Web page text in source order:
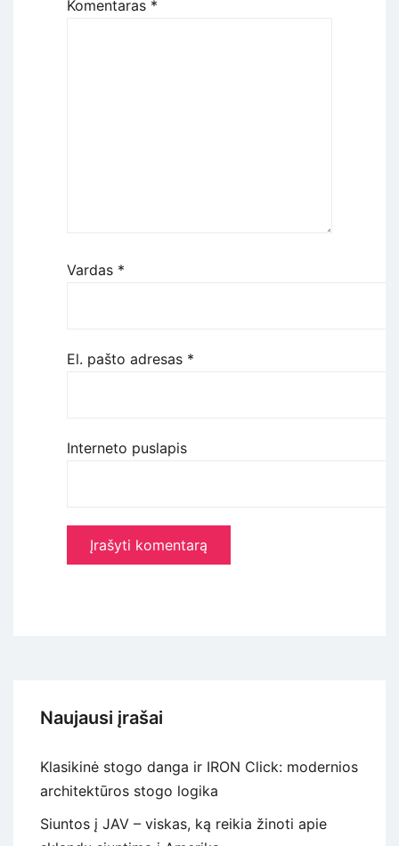
Komentaras *
Vardas *
El. pašto adresas *
Interneto puslapis
Naujausi įrašai
Klasikinė stogo danga ir IRON Click: modernios
architektūros stogo logika
Siuntos į JAV – viskas, ką reikia žinoti apie